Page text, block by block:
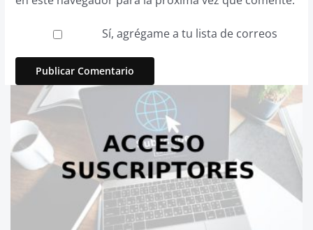
Sí, agrégame a tu lista de correos